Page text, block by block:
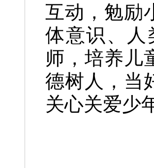
互动，勉励
体意识、人
师，培养儿
德树人，当
关心关爱少